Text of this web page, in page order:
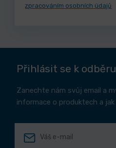
zpracováním osobních údajů
Přihlásit se k
Zanechte nám svůj email a
informace o produktech a